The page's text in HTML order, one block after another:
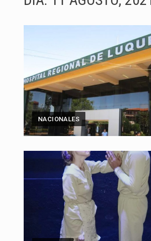
Para Tania,
El
Una familia
Fretes se
“La
El
Mientras
NACIONALES